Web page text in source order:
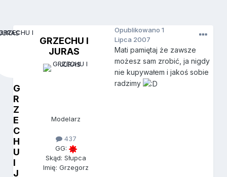
G
R
Z
E
C
H
U
I
J
GRZECHU I
JURAS
Modelarz
437
GG:
Skąd: Słupca
Imię: Grzegorz
Opublikowano1
Lipca 2007
Mati pamiętaj że zawsze
możesz sam zrobić, ja nigdy
nie kupywałem i jakoś sobie
radzimy